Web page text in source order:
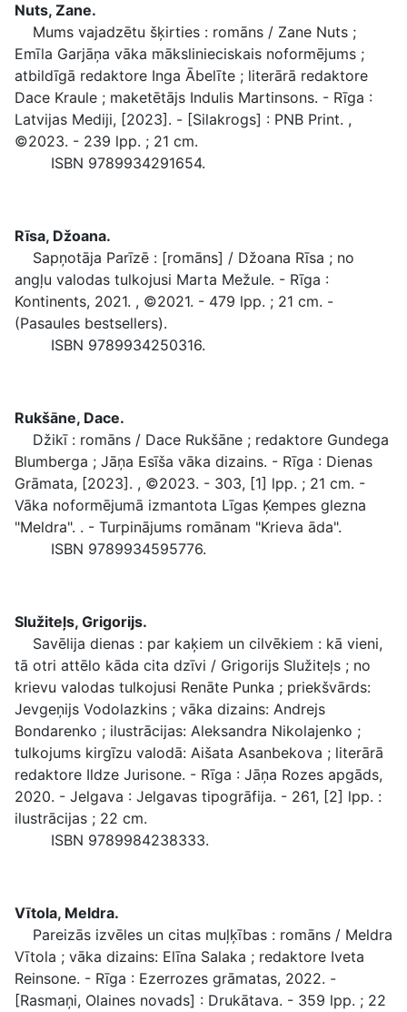
Nuts, Zane.
Mums vajadzētu šķirties : romāns / Zane Nuts ;
Emīla Garjāņa vāka mākslinieciskais noformējums ;
atbildīgā redaktore Inga Ābelīte ; literārā redaktore
Dace Kraule ; maketētājs Indulis Martinsons. - Rīga :
Latvijas Mediji, [2023]. - [Silakrogs] : PNB Print. ,
©2023. - 239 lpp. ; 21 cm.
ISBN 9789934291654.
Rīsa, Džoana.
Sapņotāja Parīzē : [romāns] / Džoana Rīsa ; no
angļu valodas tulkojusi Marta Mežule. - Rīga :
Kontinents, 2021. , ©2021. - 479 lpp. ; 21 cm. -
(Pasaules bestsellers).
ISBN 9789934250316.
Rukšāne, Dace.
Džikī : romāns / Dace Rukšāne ; redaktore Gundega
Blumberga ; Jāņa Esīša vāka dizains. - Rīga : Dienas
Grāmata, [2023]. , ©2023. - 303, [1] lpp. ; 21 cm. -
Vāka noformējumā izmantota Līgas Ķempes glezna
"Meldra". . - Turpinājums romānam "Krieva āda".
ISBN 9789934595776.
Služiteļs, Grigorijs.
Savēlija dienas : par kaķiem un cilvēkiem : kā vieni,
tā otri attēlo kāda cita dzīvi / Grigorijs Služiteļs ; no
krievu valodas tulkojusi Renāte Punka ; priekšvārds:
Jevgeņijs Vodolazkins ; vāka dizains: Andrejs
Bondarenko ; ilustrācijas: Aleksandra Nikolajenko ;
tulkojums kirgīzu valodā: Aišata Asanbekova ; literārā
redaktore Ildze Jurisone. - Rīga : Jāņa Rozes apgāds,
2020. - Jelgava : Jelgavas tipogrāfija. - 261, [2] lpp. :
ilustrācijas ; 22 cm.
ISBN 9789984238333.
Vītola, Meldra.
Pareizās izvēles un citas muļķības : romāns / Meldra
Vītola ; vāka dizains: Elīna Salaka ; redaktore Iveta
Reinsone. - Rīga : Ezerrozes grāmatas, 2022. -
[Rasmaņi, Olaines novads] : Drukātava. - 359 lpp. ; 22